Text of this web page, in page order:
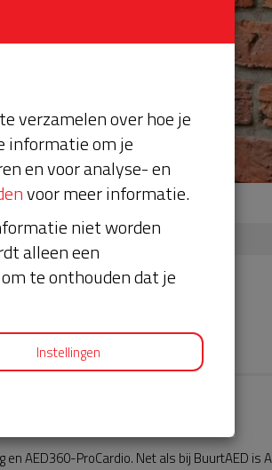
AED360-ProCardio. Net als bij BuurtAED is
verzamelen over hoe je
informatie om je
en voor analyse- en
voor meer informatie.
niet worden
alleen een
te onthouden dat je
Instellingen